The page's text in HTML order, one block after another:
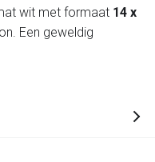
wit met formaat 14 x
Een geweldig